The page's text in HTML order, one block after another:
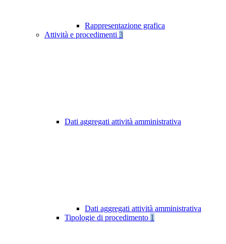
Rappresentazione grafica
Attività e procedimenti 3
Dati aggregati attività amministrativa
Dati aggregati attività amministrativa
Tipologie di procedimento 1